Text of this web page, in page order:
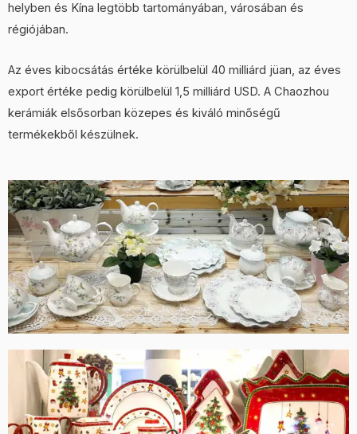
helyben és Kína legtöbb tartományában, városában és
régiójában.
Az éves kibocsátás értéke körülbelül 40 milliárd jüan, az éves
export értéke pedig körülbelül 1,5 milliárd USD. A Chaozhou
kerámiák elsősorban közepes és kiváló minőségű
termékekből készülnek.